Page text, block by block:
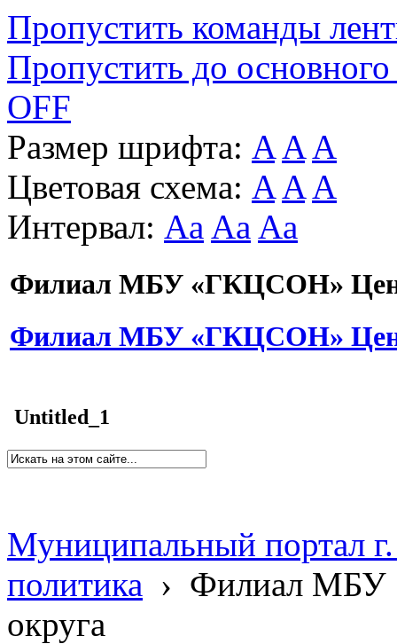
Пропустить команды
Пропустить до основного
OFF
Размер шрифта: A A A
Цветовая схема: A A A
Интервал: Aa Aa Aa
Филиал МБУ «ГКЦСОН»
Филиал МБУ «ГКЦСОН»
Untitled_1
Муниципальный портал
политика › Филиал МБУ
округа